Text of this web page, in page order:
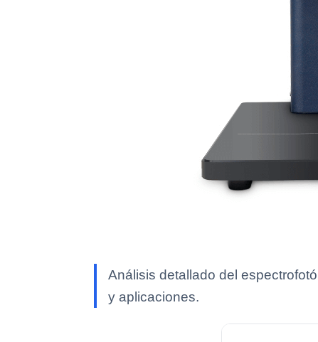
Análisis detallado del
y aplicaciones.